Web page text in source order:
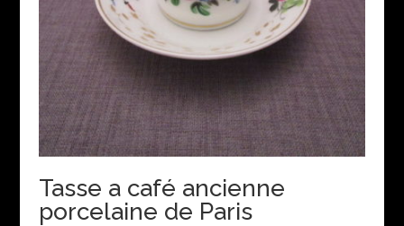
Tasse a café ancienne
porcelaine de Paris